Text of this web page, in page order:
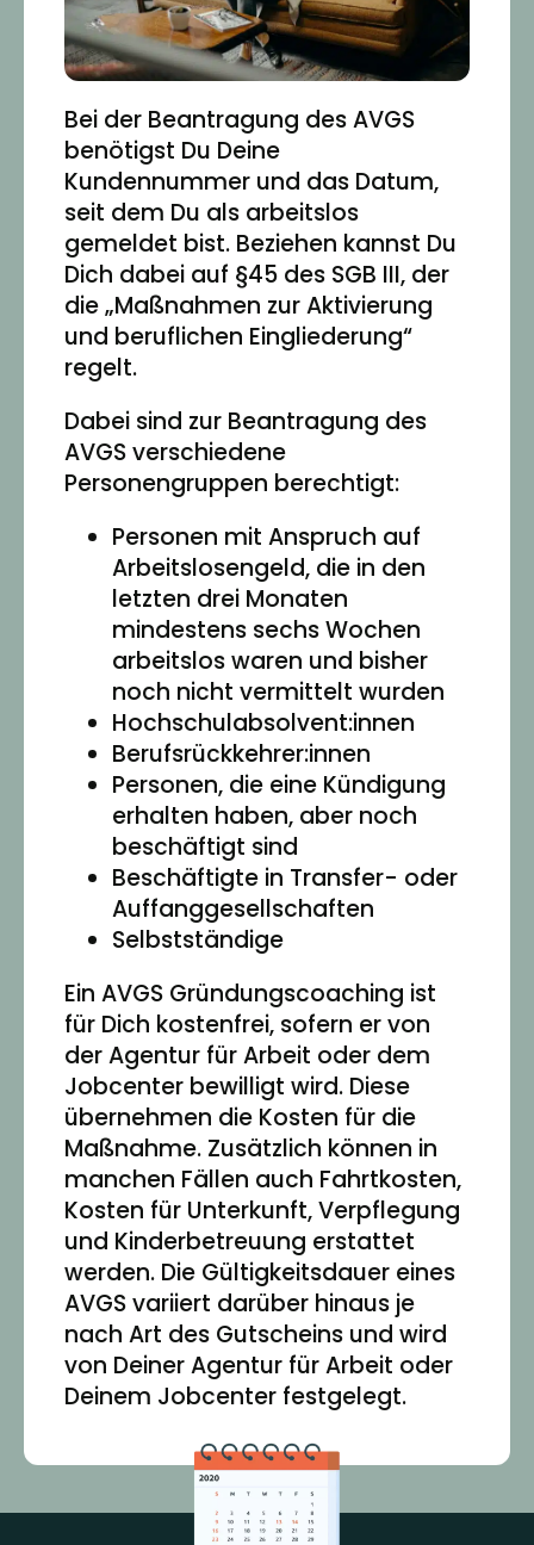
Bei der Beantragung des AVGS
benötigst Du Deine
Kundennummer und das Datum,
seit dem Du als arbeitslos
gemeldet bist. Beziehen kannst Du
Dich dabei auf §45 des SGB III, der
die „Maßnahmen zur Aktivierung
und beruflichen Eingliederung“
regelt.
Dabei sind zur Beantragung des
AVGS verschiedene
Personengruppen berechtigt:
Personen mit Anspruch auf
Arbeitslosengeld, die in den
letzten drei Monaten
mindestens sechs Wochen
arbeitslos waren und bisher
noch nicht vermittelt wurden
Hochschulabsolvent:innen
Berufsrückkehrer:innen
Personen, die eine Kündigung
erhalten haben, aber noch
beschäftigt sind
Beschäftigte in Transfer- oder
Auffanggesellschaften
Selbstständige
Ein AVGS Gründungscoaching ist
für Dich kostenfrei, sofern er von
der Agentur für Arbeit oder dem
Jobcenter bewilligt wird. Diese
übernehmen die Kosten für die
Maßnahme. Zusätzlich können in
manchen Fällen auch Fahrtkosten,
Kosten für Unterkunft, Verpflegung
und Kinderbetreuung erstattet
werden. Die Gültigkeitsdauer eines
AVGS variiert darüber hinaus je
nach Art des Gutscheins und wird
von Deiner Agentur für Arbeit oder
Deinem Jobcenter festgelegt.